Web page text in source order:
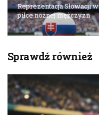
Reprezentacja Słowacji w
piłce nożnej mężczyzn
Sprawdź również